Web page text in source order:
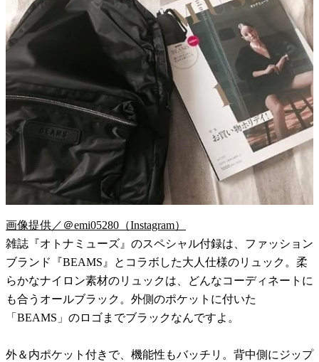
画像提供／＠emi05280（Instagram）
雑誌『オトナミューズ』のスペシャル付録は、ファッション
ブランド『BEAMS』とコラボした大人仕様のリュック。柔
らかなナイロン素材のリュックは、どんなコーディネートに
も合うオールブラック。外側のポケットに付いた
「BEAMS」のロゴまでブラックなんですよ。
外＆内ポケット付きで、機能性もバッチリ。背中側にジップ